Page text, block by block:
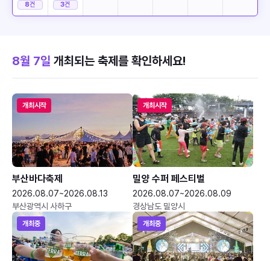
8건 3건
8월 7일 개최되는 축제를 확인하세요!
개최시작
부산바다축제
2026.08.07~2026.08.13
부산광역시 사하구
개최시작
밀양 수퍼 페스티벌
2026.08.07~2026.08.09
경상남도 밀양시
개최중 개최중